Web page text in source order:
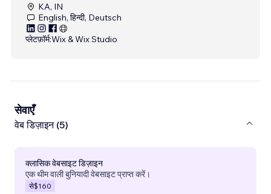
KA, IN
English, हिन्दी, Deutsch
प्लेटफ़ॉर्म:Wix & Wix Studio
सेवाएँ
वेब डिज़ाइन (5)
क्लासिक वेबसाइट डिज़ाइन
एक थीम वाली बुनियादी वेबसाइट प्राप्त करें।
से$160